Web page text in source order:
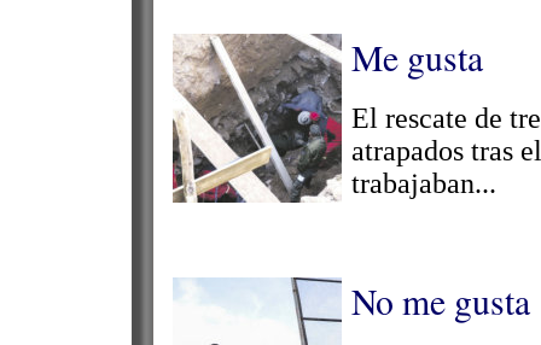
Me gusta
El rescate de
atrapados tras
trabajaban...
No me gusta